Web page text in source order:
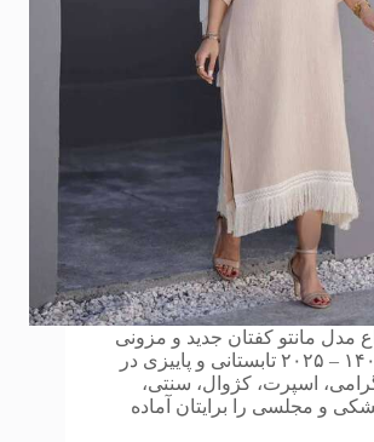
مدل مانتو کفتان جدید و مزونی
دخترانه و زنانه ۱۴۰۳ – ۲۰۲۵ تابستانی و پاییزی در
اسپرت،‌ کژوال، سنتی،
و مجلسی را برایتان آماده